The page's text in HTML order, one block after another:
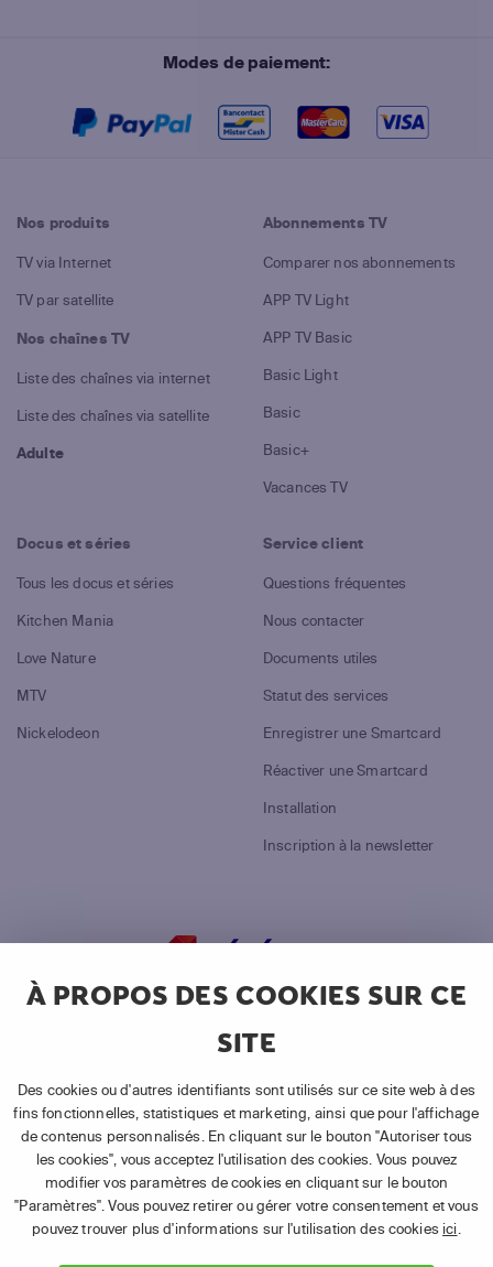
À PROPOS DES COOKIES SUR CE
SITE
Des cookies ou d'autres identifiants sont utilisés sur ce site web à des
fins fonctionnelles, statistiques et marketing, ainsi que pour l'affichage
de contenus personnalisés. En cliquant sur le bouton "Autoriser tous
les cookies", vous acceptez l'utilisation des cookies. Vous pouvez
modifier vos paramètres de cookies en cliquant sur le bouton
"Paramètres". Vous pouvez retirer ou gérer votre consentement et vous
pouvez trouver plus d'informations sur l'utilisation des cookies ici
Modes de paiement:
Nos produits
TV via Internet
TV par satellite
Nos chaînes TV
Liste des chaînes via internet
Liste des chaînes via satellite
Adulte
Abonnements TV
Comparer nos abonnements
APP TV Light
APP TV Basic
Basic Light
Basic
Basic+
Vacances TV
Docus et séries
Tous les docus et séries
Kitchen Mania
Love Nature
MTV
Nickelodeon
Service client
Questions fréquentes
Nous contacter
Documents utiles
Statut des services
Enregistrer une Smartcard
Réactiver une Smartcard
Installation
Inscription à la newsletter
Tous droits réservés.
Canal+ Luxembourg S. à r.l.
Siège social: Rue Albert Borschette 4, L‑1246 Luxembourg
| R.C.S. Luxembourg B 87.905 - Autorisation
d’établissement 10001269/3
Suivez-nous sur :